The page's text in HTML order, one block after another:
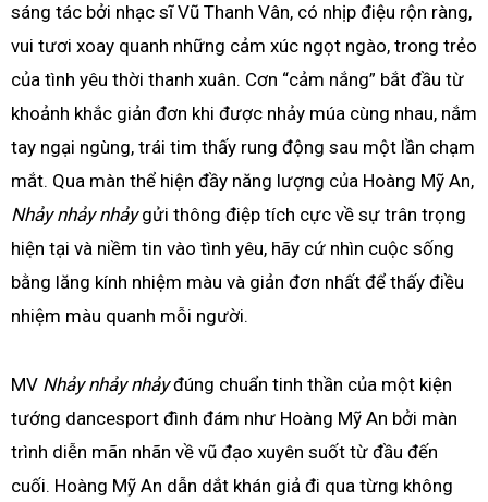
sáng tác bởi nhạc sĩ Vũ Thanh Vân, có nhịp điệu rộn ràng,
vui tươi xoay quanh những cảm xúc ngọt ngào, trong trẻo
của tình yêu thời thanh xuân. Cơn “cảm nắng” bắt đầu từ
khoảnh khắc giản đơn khi được nhảy múa cùng nhau, nắm
tay ngại ngùng, trái tim thấy rung động sau một lần chạm
mắt. Qua màn thể hiện đầy năng lượng của Hoàng Mỹ An,
Nhảy nhảy nhảygửi thông điệp tích cực về sự trân trọng
hiện tại và niềm tin vào tình yêu, hãy cứ nhìn cuộc sống
bằng lăng kính nhiệm màu và giản đơn nhất để thấy điều
nhiệm màu quanh mỗi người.
MV Nhảy nhảy nhảyđúng chuẩn tinh thần của một kiện
tướng dancesport đình đám như Hoàng Mỹ An bởi màn
trình diễn mãn nhãn về vũ đạo xuyên suốt từ đầu đến
cuối. Hoàng Mỹ An dẫn dắt khán giả đi qua từng không